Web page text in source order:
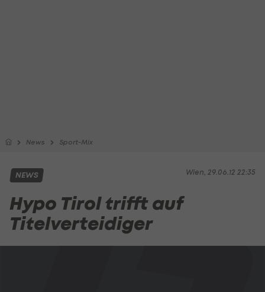
News Sport-Mix
Wien, 29.06.12 22:35
NEWS
Hypo Tirol trifft auf
Titelverteidiger